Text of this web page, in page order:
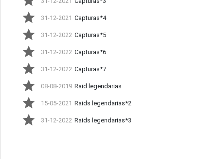
31-12-2021 Capturas*4
31-12-2022 Capturas*5
31-12-2022 Capturas*6
31-12-2022 Capturas*7
08-08-2019 Raid legendarias
15-05-2021 Raids legendarias*2
31-12-2022 Raids legendarias*3